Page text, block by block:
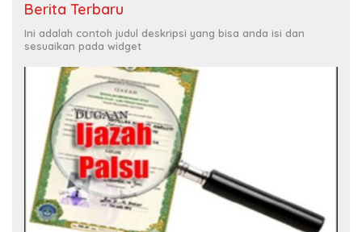
Berita Terbaru
Ini adalah contoh judul deskripsi yang bisa anda isi dan
sesuaikan pada widget